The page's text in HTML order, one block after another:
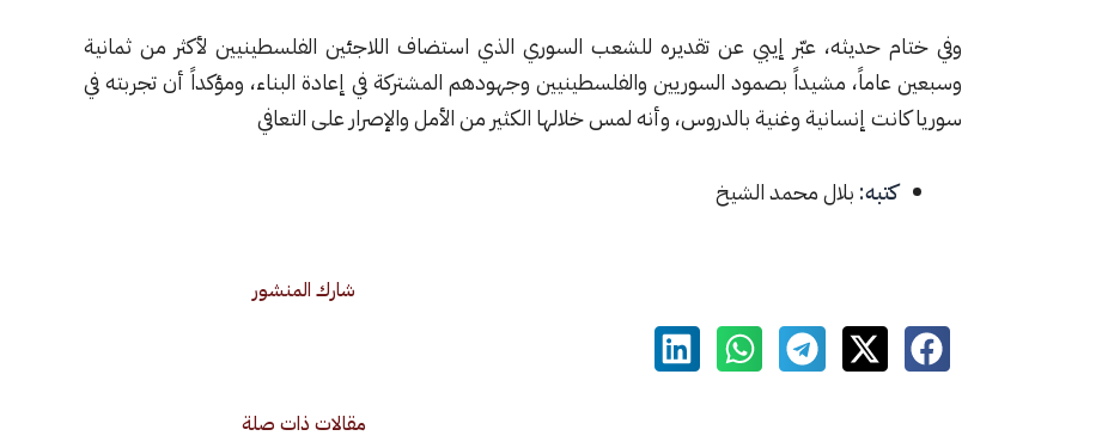
وفي ختام حديثه، عبّر إيبي عن تقديره للشعب السوري الذي استضاف اللاجئين الفلسطينيين لأكثر من ثمانية
وسبعين عاماً، مشيداً بصمود السوريين والفلسطينيين وجهودهم المشتركة في إعادة البناء، ومؤكداً أن تجربته في
سوريا كانت إنسانية وغنية بالدروس، وأنه لمس خلالها الكثير من الأمل والإصرار على التعافي
كتبه: بلال محمد الشيخ
شارك المنشور
مقالات ذات صلة